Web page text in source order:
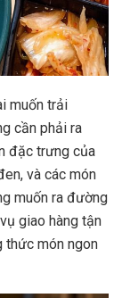
muốn trải
cần phải ra
đặc trưng của
và các món
muốn ra đường
giao hàng tận
thức món ngon